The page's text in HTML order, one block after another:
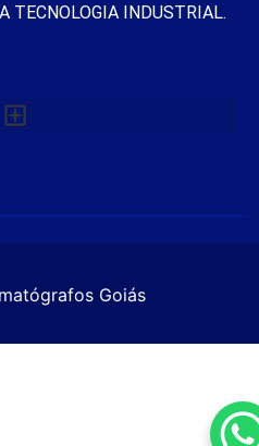
TECNOLOGIA INDUSTRIAL.
Goiás